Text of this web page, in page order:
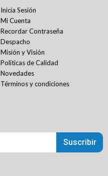
Inicia Sesión
Mi Cuenta
Recordar Contraseña
Despacho
Misión y Visión
Políticas de Calidad
Novedades
Términos y condiciones
Suscribir